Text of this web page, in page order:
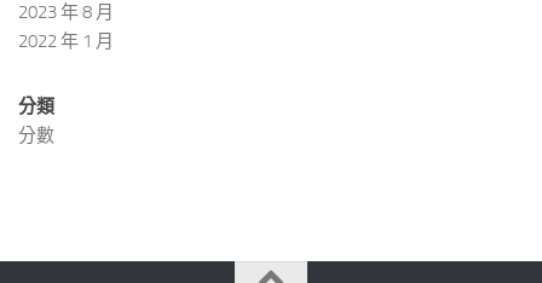
2023 年 8 月
2022 年 1 月
分類
分數